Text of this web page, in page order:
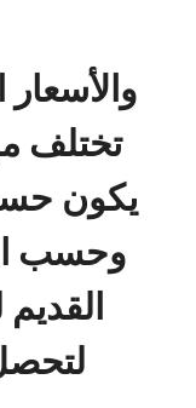
تختلف
يكون
وحسب